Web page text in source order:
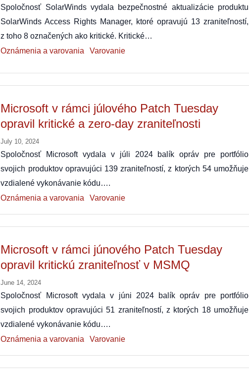
Spoločnosť SolarWinds vydala bezpečnostné aktualizácie produktu
SolarWinds Access Rights Manager, ktoré opravujú 13 zraniteľností,
z toho 8 označených ako kritické. Kritické…
Oznámenia a varovania
Varovanie
Microsoft v rámci júlového Patch Tuesday
opravil kritické a zero-day zraniteľnosti
July 10, 2024
Spoločnosť Microsoft vydala v júli 2024 balík opráv pre portfólio
svojich produktov opravujúci 139 zraniteľností, z ktorých 54 umožňuje
vzdialené vykonávanie kódu….
Oznámenia a varovania
Varovanie
Microsoft v rámci júnového Patch Tuesday
opravil kritickú zraniteľnosť v MSMQ
June 14, 2024
Spoločnosť Microsoft vydala v júni 2024 balík opráv pre portfólio
svojich produktov opravujúci 51 zraniteľností, z ktorých 18 umožňuje
vzdialené vykonávanie kódu….
Oznámenia a varovania
Varovanie